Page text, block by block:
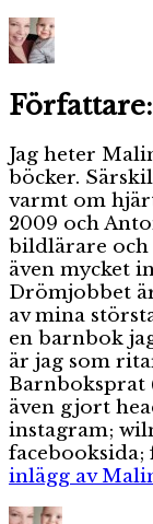
Författare:
Jag heter
böcker.
varmt om
2009 och
bildlärare och
även mycket
Drömjobbet
av mina
en barnbok
är jag som
Barnboksprat
även gjort
instagram;
facebooksida;
inlägg av
Författare